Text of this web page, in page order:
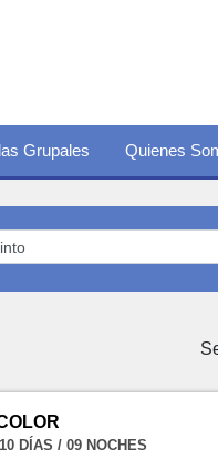
Grupales Quienes
DÍAS / 09 NOCHES